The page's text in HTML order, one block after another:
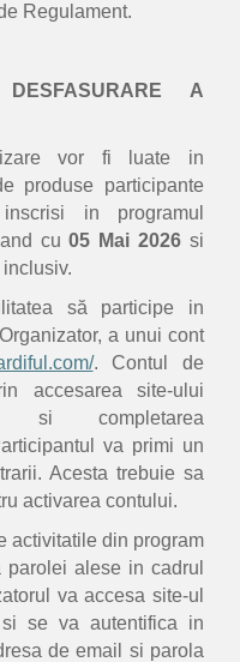
Regulament.
A
vor fi luate in
produse participante
in programul
cu 05 Mai 2026 si
inclusiv.
să participe in
a unui cont
. Contul de
accesarea site-ului
completarea
va primi un
Acesta trebuie sa
activarea contului.
activitatile din program
alese in cadrul
va accesa site-ul
se va autentifica in
de email si parola